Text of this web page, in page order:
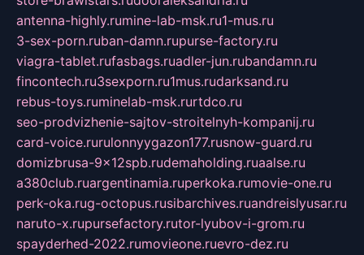
antenna-highly.rumine-lab-msk.ru1-mus.ru
3-sex-porn.ruban-damn.rupurse-factory.ru
viagra-tablet.rufasbags.ruadler-jun.rubandamn.ru
fincontech.ru3sexporn.ru1mus.rudarksand.ru
rebus-toys.ruminelab-msk.rurtdco.ru
seo-prodvizhenie-sajtov-stroitelnyh-kompanij.ru
card-voice.rurulonnyygazon177.rusnow-guard.ru
domizbrusa-9x12spb.rudemaholding.ruaalse.ru
a380club.ruargentinamia.ruperkoka.rumovie-one.ru
perk-oka.rug-octopus.rusibarchives.ruandreislyusar.ru
naruto-x.rupursefactory.rutor-lyubov-i-grom.ru
spayderhed-2022.rumovieone.ruevro-dez.ru